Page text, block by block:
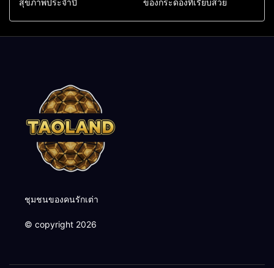
สุขภาพประจำปี
ของกระดองที่เรียบสวย
ชุมชนของคนรักเต่า
© copyright 2026